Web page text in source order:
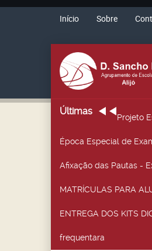
Início Sobre
Últimas
Projeto
Época Especial de
Afixação das Pautas -
MATRÍCULAS PARA
ENTREGA DOS KITS
frequentara